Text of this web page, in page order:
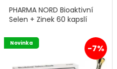
PHARMA NORD Bioaktivní
Selen + Zinek 60 kapslí
-7%
Novinka